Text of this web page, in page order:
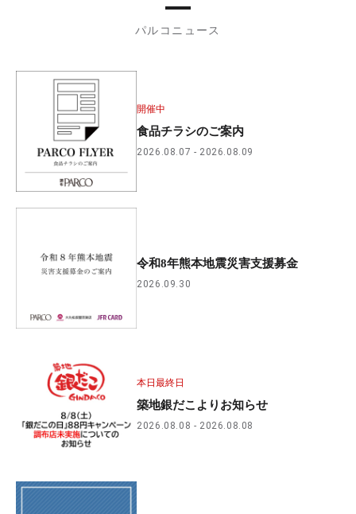
パルコニュース
開催中
食品チラシのご案内
2026.08.07 2026.08.09
令和8年熊本地震災害支援募金
2026.09.30
本日最終日
築地銀だこよりお知らせ
2026.08.08 2026.08.08